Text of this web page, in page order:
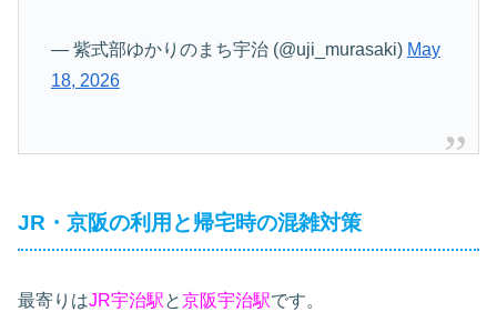
— 紫式部ゆかりのまち宇治 (@uji_murasaki) May
18, 2026
JR・京阪の利用と帰宅時の混雑対策
最寄りはJR宇治駅と京阪宇治駅です。